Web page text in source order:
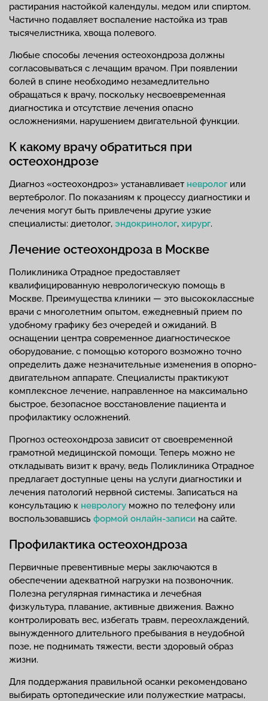
растирания настойкой календулы, медом или спиртом.
Частично подавляет воспаление настойка из трав
тысячелистника, хвоща полевого.
Любые способы лечения остеохондроза должны
согласовываться с лечащим врачом. При появлении
болей в спине необходимо незамедлительно
обращаться к врачу, поскольку несвоевременная
диагностика и отсутствие лечения опасно
осложнениями, нарушением двигательной функции.
К какому врачу обратиться при
остеохондрозе
Диагноз «остеохондроз» устанавливает невролог или
вертебролог. По показаниям к процессу диагностики и
лечения могут быть привлечены другие узкие
специалисты: диетолог, эндокринолог, хирург.
Лечение остеохондроза в Москве
Поликлиника Отрадное предоставляет
квалифицированную неврологическую помощь в
Москве. Преимущества клиники — это высококлассные
врачи с многолетним опытом, ежедневный прием по
удобному графику без очередей и ожиданий. В
оснащении центра современное диагностическое
оборудование, с помощью которого возможно точно
определить даже незначительные изменения в опорно-
двигательном аппарате. Специалисты практикуют
комплексное лечение, направленное на максимально
быстрое, безопасное восстановление пациента и
профилактику осложнений.
Прогноз остеохондроза зависит от своевременной
грамотной медицинской помощи. Теперь можно не
откладывать визит к врачу, ведь Поликлиника Отрадное
предлагает доступные цены на услуги диагностики и
лечения патологий нервной системы. Записаться на
консультацию к неврологу можно по телефону или
воспользовавшись формой онлайн-записи на сайте.
Профилактика остеохондроза
Первичные превентивные меры заключаются в
обеспечении адекватной нагрузки на позвоночник.
Полезна регулярная гимнастика и лечебная
физкультура, плавание, активные движения. Важно
контролировать вес, избегать травм, переохлаждений,
вынужденного длительного пребывания в неудобной
позе, не поднимать тяжести, вести здоровый образ
жизни.
Для поддержания правильной осанки рекомендовано
выбирать ортопедические или полужесткие матрасы,